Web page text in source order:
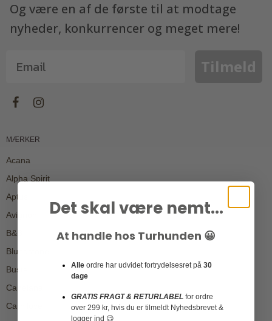
Og være en af de første til at modtage
nyheder, konkurrencer og meget mere!
Tilmeld
MÆRKER
Acana
Alpha Spirit
Aptus
Avignon
B&B
Blundstone
Buster
Canelana
Carnilove
Det skal være nemt...
At handle hos Turhunden 😀
Alle ordre har udvidet fortrydelsesret på 30
dage
GRATIS FRAGT & RETURLABEL for ordre
over 299 kr, hvis du er tilmeldt Nyhedsbrevet &
logger ind 😉